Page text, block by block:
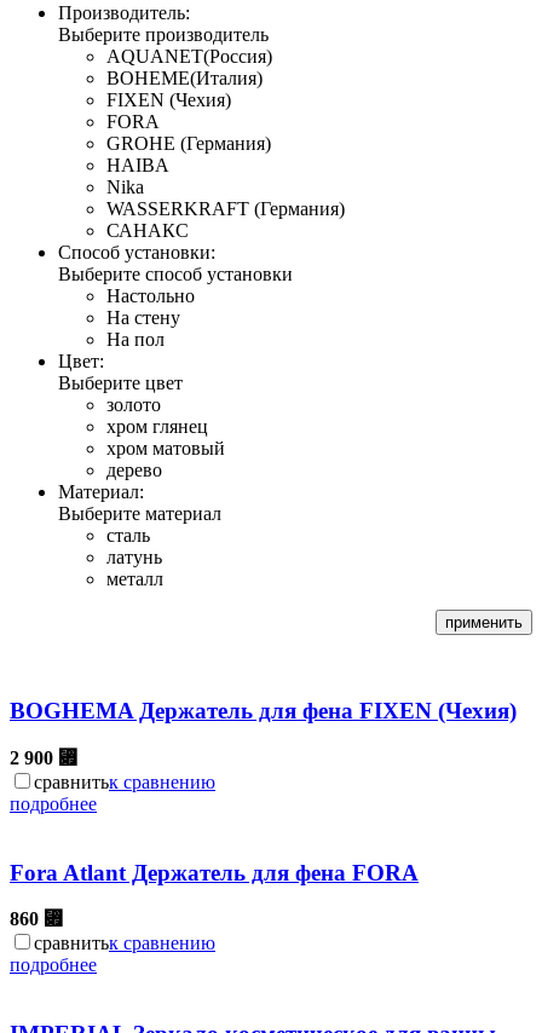
Производитель:
Выберите производитель
AQUANET(Россия)
BOHEME(Италия)
FIXEN (Чехия)
FORA
GROHE (Германия)
HAIBA
Nika
WASSERKRAFT (Германия)
САНАКС
Способ установки:
Выберите способ установки
Настольно
На стену
На пол
Цвет:
Выберите цвет
золото
хром глянец
хром матовый
дерево
Материал:
Выберите материал
сталь
латунь
металл
BOGHEMA Держатель для фена FIXEN (Чехия)
2 900 ⃏
сравнитьк сравнению
подробнее
Fora Atlant Держатель для фена FORA
860 ⃏
сравнитьк сравнению
подробнее